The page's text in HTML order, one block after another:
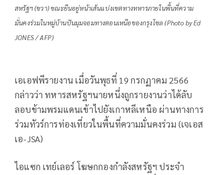
สหรัฐฯ (ขวา) ขณะยืนอยู่หน้าเส้นแบ่งเขตทางทหารภายในพื้นที่ความ
มั่นคงร่วมในหมู่บ้านปันมุมจอมทางตอนเหนือของกรุงโซล (Photo by Ed
JONES / AFP)
เอเอฟพีรายงาน เมื่อวันพุธที่ 19 กรกฏาคม 2566
กล่าวว่า ทหารสหรัฐฯนายหนึ่งถูกรายงานว่าได้ลับ
ลอบข้ามพรมแดนเข้าไปยังเกาหลีเหนือ ผ่านทางการ
ร่วมทัวร์การท่องเที่ยวในพื้นที่ความมั่นคงร่วม (เจเอส
เอ-JSA)
ไอแซก เทย์เลอร์ โฆษกกองกำลังสหรัฐฯ ประจำ